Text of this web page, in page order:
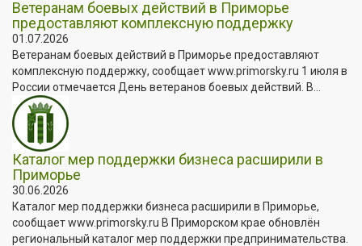
Ветеранам боевых действий в Приморье
предоставляют комплексную поддержку
01.07.2026
Ветеранам боевых действий в Приморье предоставляют
комплексную поддержку, сообщает www.primorsky.ru 1 июля в
России отмечается День ветеранов боевых действий. В...
Каталог мер поддержки бизнеса расширили в
Приморье
30.06.2026
Каталог мер поддержки бизнеса расширили в Приморье,
сообщает www.primorsky.ru В Приморском крае обновлён
региональный каталог мер поддержки предпринимательства.